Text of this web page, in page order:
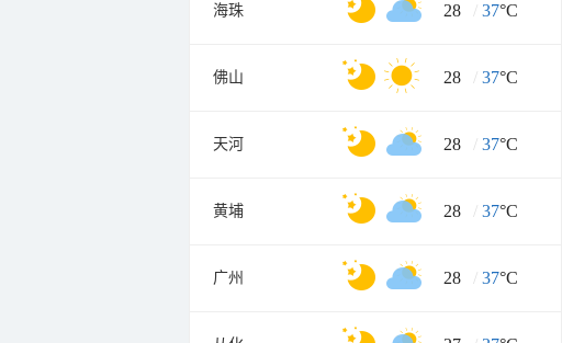
海珠 28 / 37°C
佛山 28 / 37°C
天河 28 / 37°C
黄埔 28 / 37°C
广州 28 / 37°C